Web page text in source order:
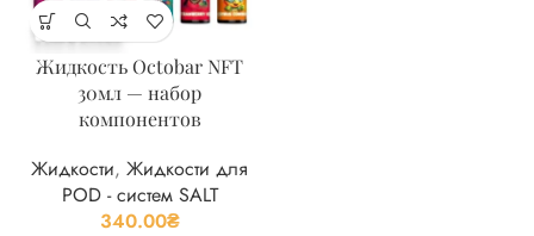
Жидкость Octobar NFT
30мл — набор
компонентов
Жидкости, Жидкости для
POD - систем SALT
340.00₴